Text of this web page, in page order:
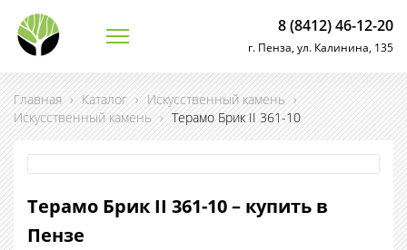
8 (8412) 46-12-20
г. Пенза, ул. Калинина, 135
Главная › Каталог › Искусственный камень ›
Искусственный камень › Терамо Брик II 361-10
Терамо Брик II 361-10 – купить в
Пензе